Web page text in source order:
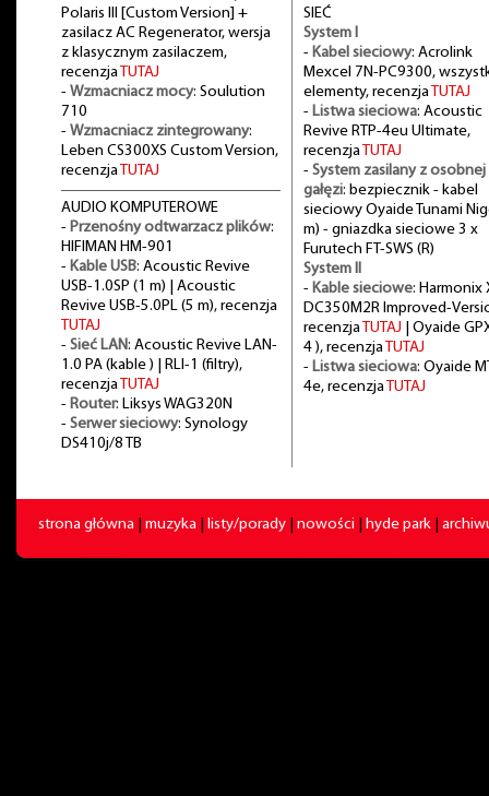
Polaris III [Custom Version] +
zasilacz AC Regenerator, wersja
z klasycznym zasilaczem,
recenzja TUTAJ
- Wzmacniacz mocy: Soulution
710
- Wzmacniacz zintegrowany:
Leben CS300XS Custom Version,
recenzja TUTAJ
AUDIO KOMPUTEROWE
- Przenośny odtwarzacz plików:
HIFIMAN HM-901
- Kable USB: Acoustic Revive
USB-1.0SP (1 m) | Acoustic
Revive USB-5.0PL (5 m), recenzja
TUTAJ
- Sieć LAN: Acoustic Revive LAN-
1.0 PA (kable ) | RLI-1 (filtry),
recenzja TUTAJ
- Router: Liksys WAG320N
- Serwer sieciowy: Synology
DS410j/8 TB
SIEĆ
System I
- Kabel sieciowy: Acrolink
Mexcel 7N-PC9300,
elementy, recenzja TUTAJ
- Listwa sieciowa: Acoustic
Revive RTP-4eu Ultimate,
recenzja TUTAJ
- System zasilany z osobnej
gałęzi: bezpiecznik - kabel
sieciowy Oyaide Tunami
m) - gniazdka sieciowe 3 x
Furutech FT-SWS (R)
System II
- Kable sieciowe: Harmonix
DC350M2R Improved-
recenzja TUTAJ | Oyaide
4 ), recenzja TUTAJ
- Listwa sieciowa: Oyaide
4e, recenzja TUTAJ
strona główna muzyka listy/porady nowości hyde park